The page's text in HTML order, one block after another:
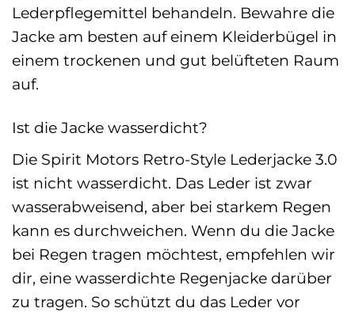
Lederpflegemittel behandeln. Bewahre die
Jacke am besten auf einem Kleiderbügel in
einem trockenen und gut belüfteten Raum
auf.
Ist die Jacke wasserdicht?
Die Spirit Motors Retro-Style Lederjacke 3.0
ist nicht wasserdicht. Das Leder ist zwar
wasserabweisend, aber bei starkem Regen
kann es durchweichen. Wenn du die Jacke
bei Regen tragen möchtest, empfehlen wir
dir, eine wasserdichte Regenjacke darüber
zu tragen. So schützt du das Leder vor